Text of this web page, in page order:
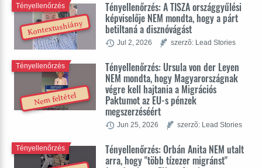
Kontextushiány
Tényellenőrzés: A TISZA országgyűlési
képviselője NEM mondta, hogy a párt
betiltaná a disznóvágást
Tényellenőrzés
Jul 2, 2026 szerzõ: Lead Stories
Nem feltétel
Tényellenőrzés: Ursula von der Leyen
NEM mondta, hogy Magyarországnak
végre kell hajtania a Migrációs
Paktumot az EU-s pénzek
megszerzéséért
Tényellenőrzés
Jun 25, 2026 szerzõ: Lead Stories
Tényellenőrzés: Orbán Anita NEM utalt
arra, hogy "több tízezer migránst"
Tényellenőrzés